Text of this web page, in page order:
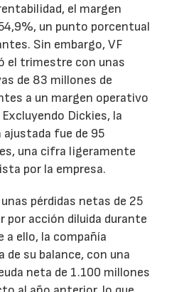
el margen
un punto porcentual
Sin embargo, VF
el trimestre con unas
de 83 millones de
a un margen operativo
Dickies, la
ajustada fue de 95
una cifra ligeramente
por la empresa.
pérdidas netas de 25
por acción diluida durante
a ello, la compañía
de su balance, con una
neta de 1.100 millones